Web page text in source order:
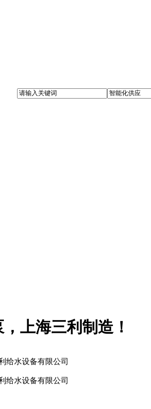
上海三利制造！
给水设备有限公司
给水设备有限公司